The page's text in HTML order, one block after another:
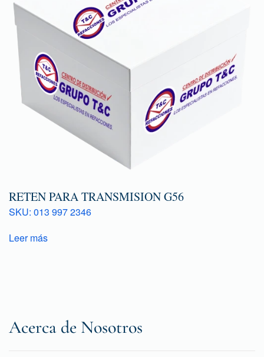
RETEN PARA TRANSMISION G56
SKU: 013 997 2346
Leer más
Acerca de Nosotros